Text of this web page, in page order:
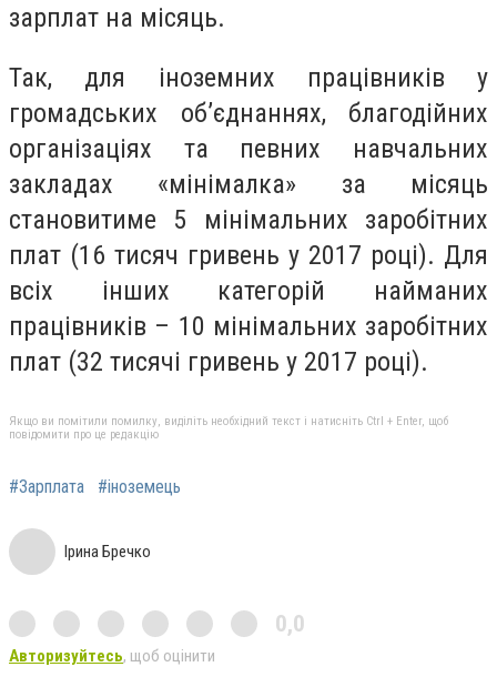
зарплат на місяць.
Так, для іноземних працівників у
громадських об’єднаннях, благодійних
організаціях та певних навчальних
закладах «мінімалка» за місяць
становитиме 5 мінімальних заробітних
плат (16 тисяч гривень у 2017 році). Для
всіх інших категорій найманих
працівників – 10 мінімальних заробітних
плат (32 тисячі гривень у 2017 році).
Якщо ви помітили помилку, виділіть необхідний текст і натисніть Ctrl + Enter, щоб
повідомити про це редакцію
#Зарплата #іноземець
Ірина Бречко
0,0
Авторизуйтесь, щоб оцінити